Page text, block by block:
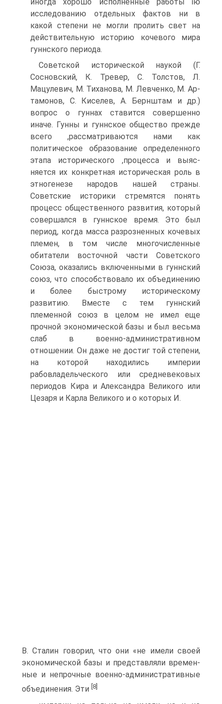
иногда хорошо исполненные работы ію
исследованию отдельных фактов ни в
какой степени не могли пролить свет на
действительную историю кочевого мира
гуннского периода.
Советской исторической наукой (Г.
Сосновский, К. Тревер, С. Толстов, Л.
Мацулевич, М. Тиханова, М. Левченко, М. Ар­
тамонов, С. Киселев, А. Бернштам и др.)
вопрос о гуннах ставится совершенно
иначе. Гунны и гуннское общество прежде
всего ,рассматриваются нами как
политическое образо­вание определенного
этапа исторического ,процесса и выяс­
няется их конкретная историческая роль в
этногенезе народов нашей страны.
Советские историки стремятся понять
процесс общественного развития, который
совершался в гуннское время. Это был
период, когда масса разрозненных кочевых
племен, в том числе многочисленные
обитатели восточной части Советского
Союза, оказались включенными в гуннский
союз, что способствовало их объединению
и более быстрому историческому
развитию. Вместе с тем гуннский
племенной союз в целом не имел еще
прочной экономической базы и был весьма
слаб в военно-административном
отношении. Он даже не достиг той степени,
на которой находились империи
рабовладельческого или средневековых
периодов Кира и Александра Великого или
Цезаря и Карла Великого и о которых И.
В. Сталин говорил, что они «не имели своей
экономической базы и представляли времен­
ные и непрочные военно-административные
объединения. Эти [8]